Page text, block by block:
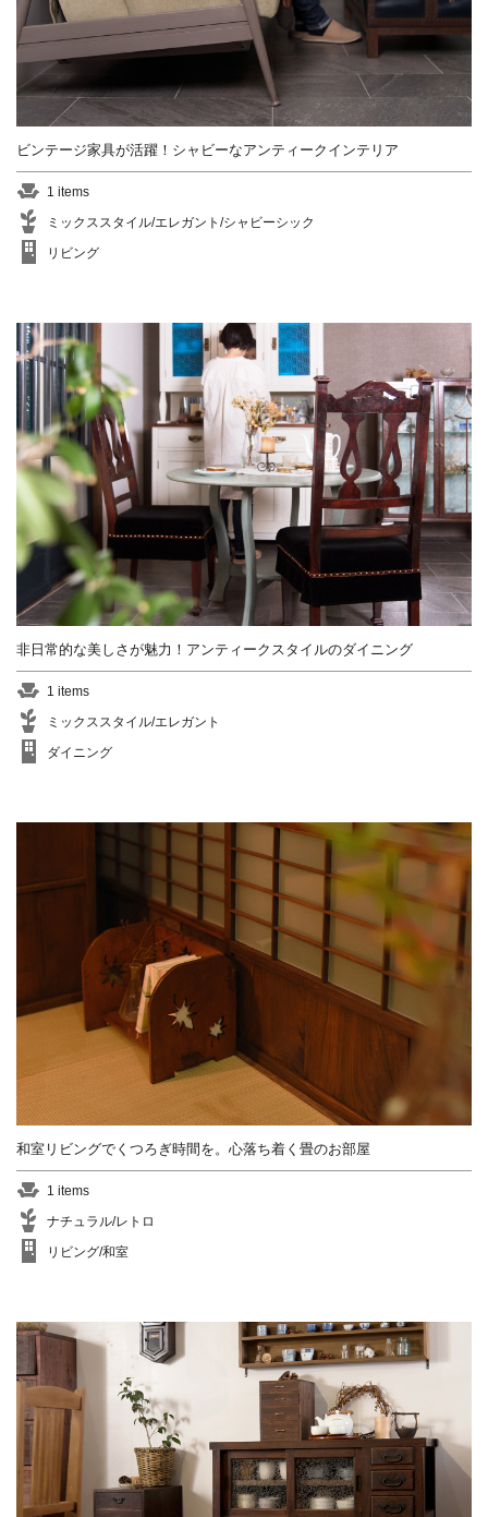
ビンテージ家具が活躍！シャビーなアンティークインテリア
1 items
ミックススタイル/エレガント/シャビーシック
リビング
非日常的な美しさが魅力！アンティークスタイルのダイニング
1 items
ミックススタイル/エレガント
ダイニング
和室リビングでくつろぎ時間を。心落ち着く畳のお部屋
1 items
ナチュラル/レトロ
リビング/和室